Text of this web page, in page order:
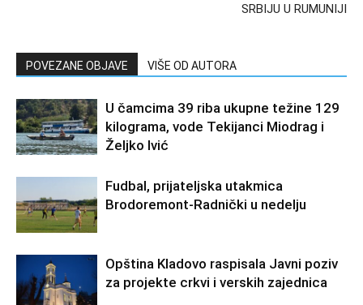
SRBIJU U RUMUNIJI
POVEZANE OBJAVE VIŠE OD AUTORA
U čamcima 39 riba ukupne težine 129
kilograma, vode Tekijanci Miodrag i
Željko Ivić
Fudbal, prijateljska utakmica
Brodoremont-Radnički u nedelju
Opština Kladovo raspisala Javni poziv
za projekte crkvi i verskih zajednica